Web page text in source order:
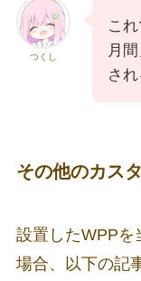
つくし
こ
月
され
その他のカス
設置したWPPを
場合、以下の記